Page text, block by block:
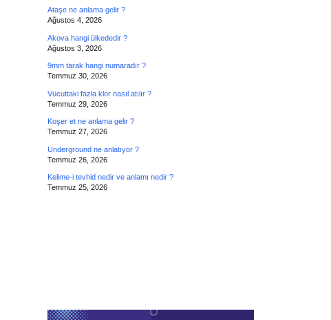
Ataşe ne anlama gelir ?
Ağustos 4, 2026
Akova hangi ülkededir ?
Ağustos 3, 2026
9mm tarak hangi numaradır ?
Temmuz 30, 2026
Vücuttaki fazla klor nasıl atılır ?
Temmuz 29, 2026
Koşer et ne anlama gelir ?
Temmuz 27, 2026
Underground ne anlatıyor ?
Temmuz 26, 2026
Kelime-i tevhid nedir ve anlamı nedir ?
Temmuz 25, 2026